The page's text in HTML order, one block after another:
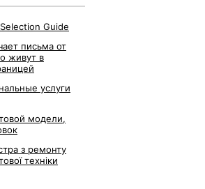
Guide
письма от
живут в
услуги
модели,
з ремонту
техніки